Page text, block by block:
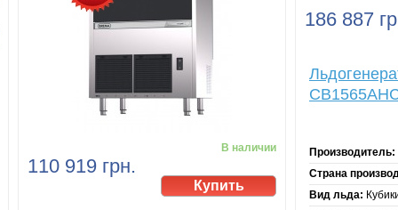
110 919 грн.
В наличии
186 887
Производитель:
Страна
Вид льда: